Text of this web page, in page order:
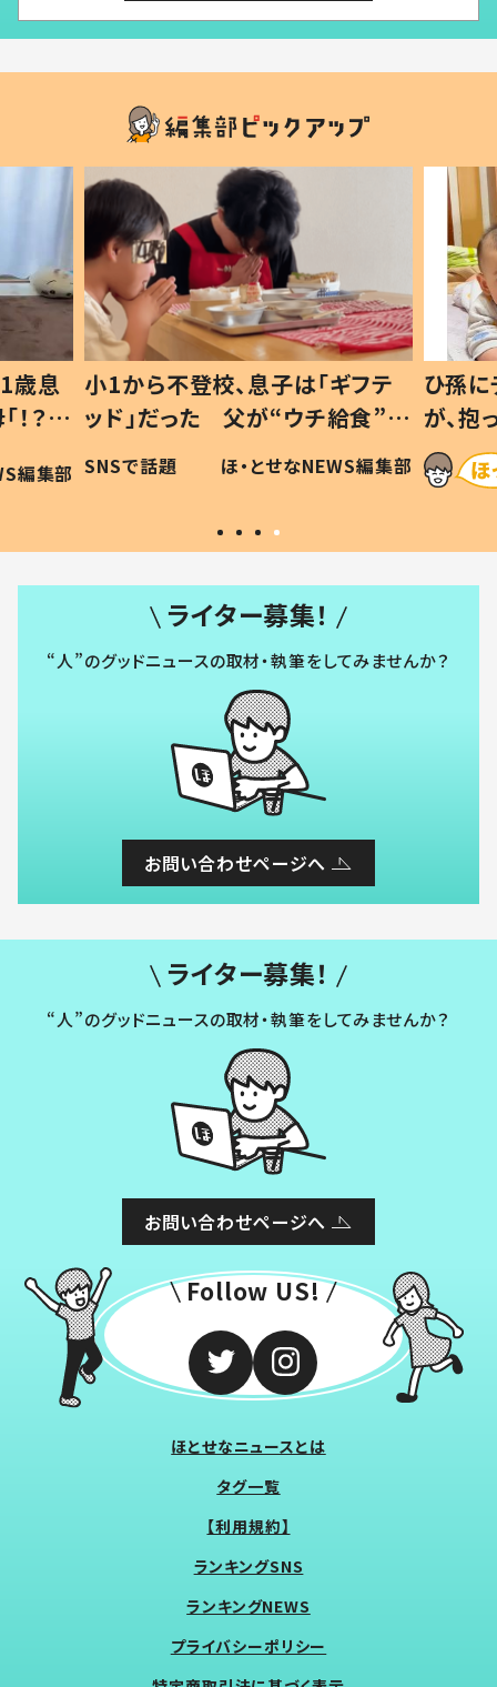
歳息
？」
編集部
小1から不登校、息子は「ギフテ
ッド」だった 父が“ウチ給食”を
作り続ける理由とは #令和の親
#令和の子
SNSで話題 ほ・とせなNEWS編集部
ひ孫
が、
「涙が
い」
ライター募集！
“人”のグッドニュースの取材・執筆をしてみませんか？
お問い合わせページへ
ライター募集！
“人”のグッドニュースの取材・執筆をしてみませんか？
お問い合わせページへ
Follow US!
ほとせなニュースとは
タグ一覧
【利用規約】
ランキングSNS
ランキングNEWS
プライバシーポリシー